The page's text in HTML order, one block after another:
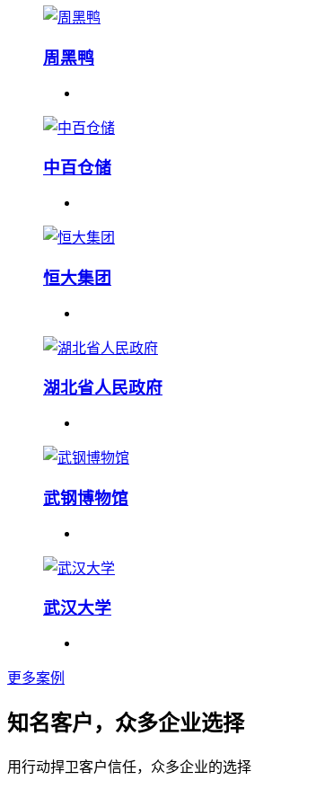
周黑鸭
中百仓储
恒大集团
湖北省人民政府
武钢博物馆
武汉大学
更多案例
知名客户，众多企业选择
用行动捍卫客户信任，众多企业的选择